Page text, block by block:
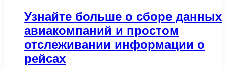
Узнайте больше о сборе данных
авиакомпаний и простом
отслеживании информации о
рейсах